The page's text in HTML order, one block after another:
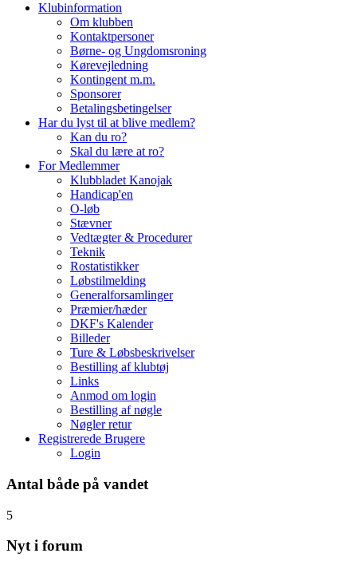
Klubinformation
Om klubben
Kontaktpersoner
Børne- og Ungdomsroning
Kørevejledning
Kontingent m.m.
Sponsorer
Betalingsbetingelser
Har du lyst til at blive medlem?
Kan du ro?
Skal du lære at ro?
For Medlemmer
Klubbladet Kanojak
Handicap'en
O-løb
Stævner
Vedtægter & Procedurer
Teknik
Rostatistikker
Løbstilmelding
Generalforsamlinger
Præmier/hæder
DKF's Kalender
Billeder
Ture & Løbsbeskrivelser
Bestilling af klubtøj
Links
Anmod om login
Bestilling af nøgle
Nøgler retur
Registrerede Brugere
Login
Antal både på vandet
5
Nyt i forum